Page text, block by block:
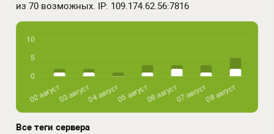
из 70 возможных. IP: 109.174.62.56:7816
Все теги сервера